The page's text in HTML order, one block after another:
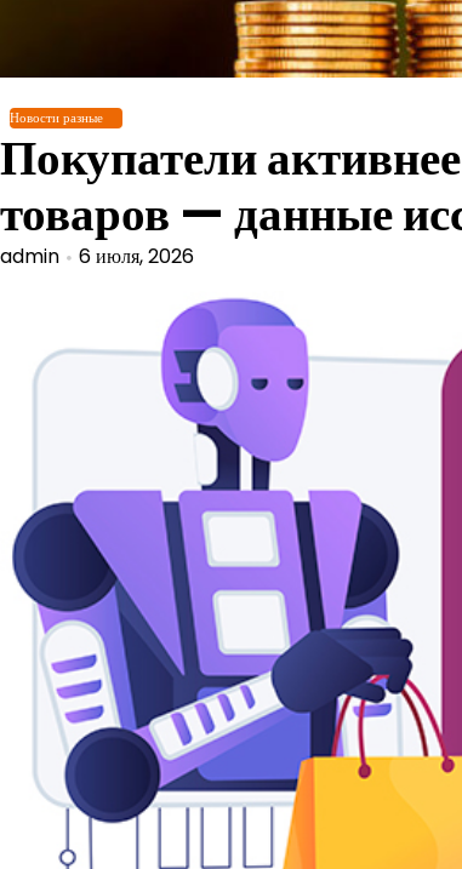
содержимому
Новости разные
Покупатели
товаров — данные
admin 6 июля, 2026